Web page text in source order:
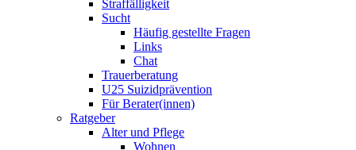
Straffälligkeit
Sucht
Häufig gestellte Fragen
Links
Chat
Trauerberatung
U25 Suizidprävention
Für Berater(innen)
Ratgeber
Alter und Pflege
Wohnen